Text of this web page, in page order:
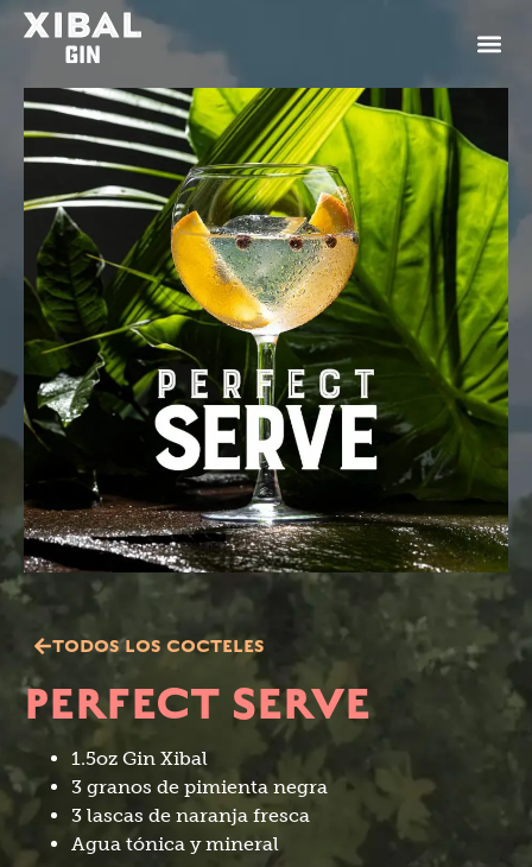
TODOS LOS COCTELES
PERFECT SERVE
1.5oz Gin Xibal⁣⁣
3 granos de pimienta negra⁣⁣
3 lascas de naranja fresca⁣⁣
Agua tónica y mineral⁣⁣